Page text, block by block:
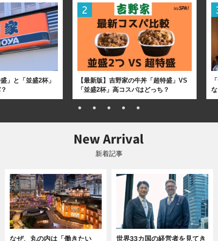
」と「並盛2杯」
【最新版】吉野家の牛丼「超特盛」VS
「並盛2杯」高コスパはどっち？
新着記事
なぜ、丸の内は「働きたい 世界33カ国の経営者を見てき